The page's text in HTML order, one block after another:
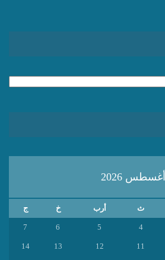
أغسطس 2026
ث أرب خ ج
4
5
6
7
11
12
13
14